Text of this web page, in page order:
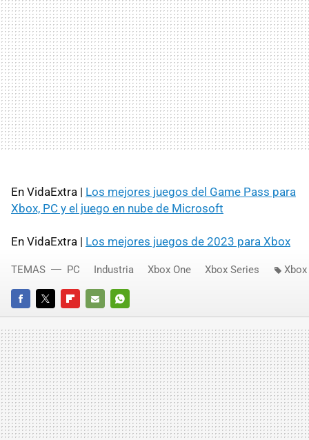
En VidaExtra | Los mejores juegos del Game Pass para
Xbox, PC y el juego en nube de Microsoft
En VidaExtra | Los mejores juegos de 2023 para Xbox
FACEBOOKTWITTERFLIPBOARD
E-
MAIL
WHATSAPP
TEMAS PC Industria Xbox One Xbox Series Xbox